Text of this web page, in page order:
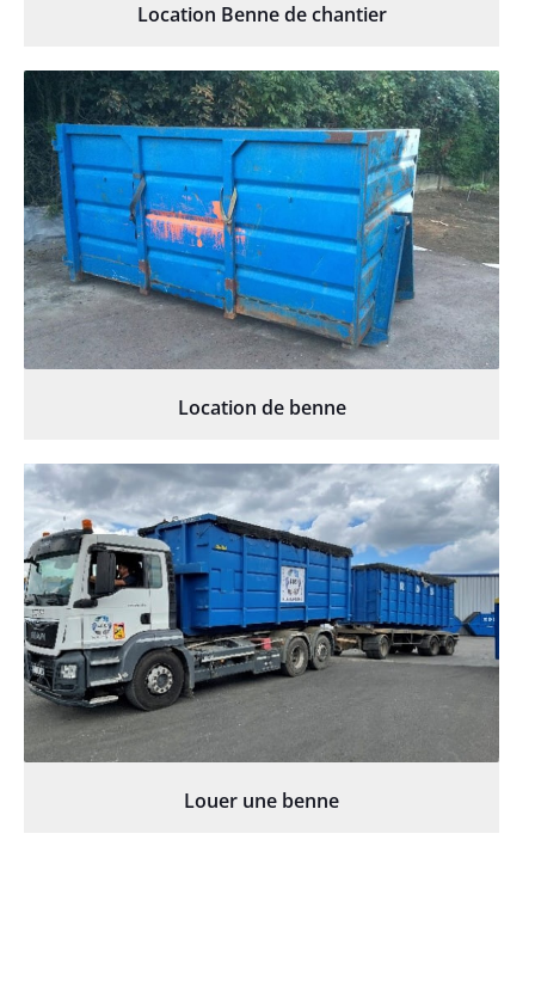
Location Benne de chantier
Location de benne
Louer une benne